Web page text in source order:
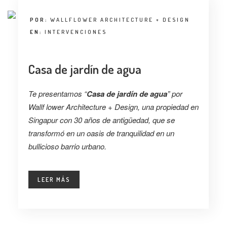
POR: WALLFLOWER ARCHITECTURE + DESIGN
EN: INTERVENCIONES
Casa de jardín de agua
Te presentamos “Casa de jardín de agua” por
Wallf lower Architecture + Design, una propiedad en
Singapur con 30 años de antigüedad, que se
transformó en un oasis de tranquilidad en un
bullicioso barrio urbano.
LEER MÁS